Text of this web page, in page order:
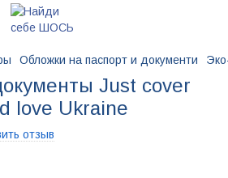
Обложки на паспорт и документи
Just cover
love Ukraine
отзыв